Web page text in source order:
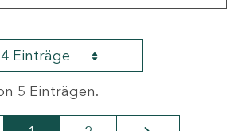
4 Einträge
5 Einträgen.